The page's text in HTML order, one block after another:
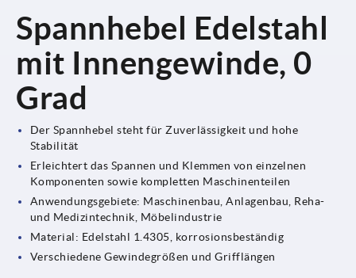
Spannhebel Edelstahl
mit Innengewinde, 0
Grad
Der Spannhebel steht für Zuverlässigkeit und hohe
Stabilität
Erleichtert das Spannen und Klemmen von einzelnen
Komponenten sowie kompletten Maschinenteilen
Anwendungsgebiete: Maschinenbau, Anlagenbau, Reha-
und Medizintechnik, Möbelindustrie
Material: Edelstahl 1.4305, korrosionsbeständig
Verschiedene Gewindegrößen und Grifflängen